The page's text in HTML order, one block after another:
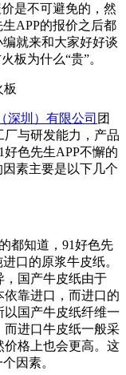
不可避免的，然
APP的报价之后都
编就来和大家好好谈
为什么“贵”。
深圳）有限公司 团
与研发能力，产品
好色先生APP不懈的
因素主要是以下几个
知道，91好色先
的原浆牛皮纸。
，国产牛皮纸由于
进口，而进口的
以国产牛皮纸纤维一
。而进口牛皮纸一般采
上也会更高。这
。